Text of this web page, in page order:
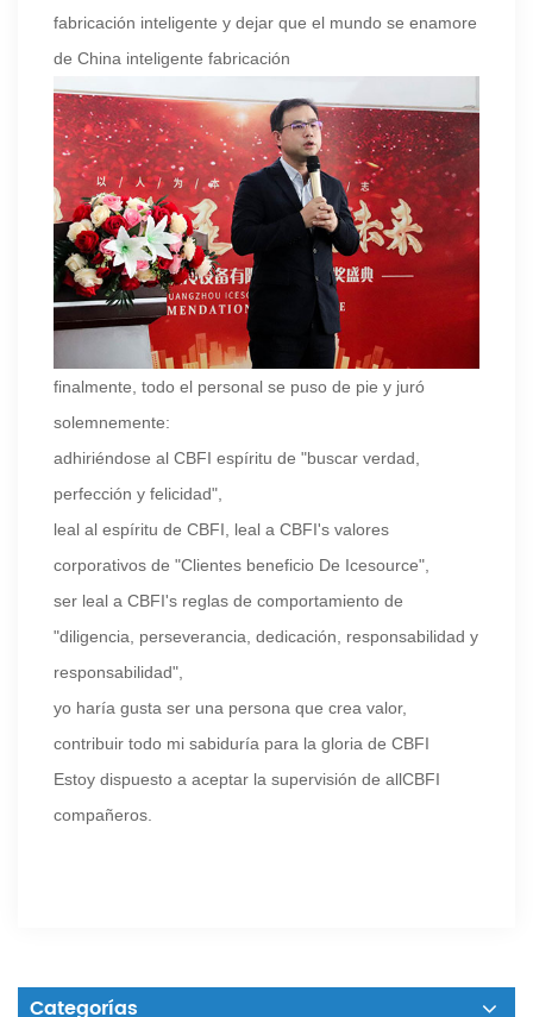
fabricación inteligente y dejar que el mundo se enamore
de China inteligente fabricación
finalmente, todo el personal se puso de pie y juró
solemnemente:
adhiriéndose al CBFI espíritu de "buscar verdad,
perfección y felicidad",
leal al espíritu de CBFI, leal a CBFI's valores
corporativos de "Clientes beneficio De Icesource",
ser leal a CBFI's reglas de comportamiento de
"diligencia, perseverancia, dedicación, responsabilidad y
responsabilidad",
yo haría gusta ser una persona que crea valor,
contribuir todo mi sabiduría para la gloria de CBFI
Estoy dispuesto a aceptar la supervisión de allCBFI
compañeros.
Categorías